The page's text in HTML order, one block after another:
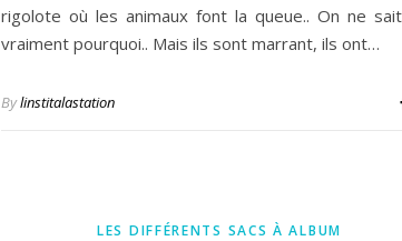
rigolote où les animaux font la queue.. On ne
vraiment pourquoi.. Mais ils sont marrant, ils ont…
Bylinstitalastation
LES DIFFÉRENTS SACS À ALBUM